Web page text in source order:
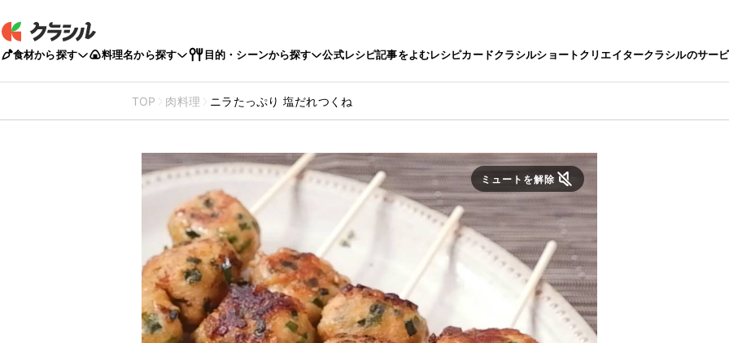
食材から探す 料理名から探す 目的・シーンから探す 公式レシピ記事をよむレシピカードクラシルショートクリエイタークラシルのサー
TOP 肉料理 ニラたっぷり 塩だれつくね
ミュートを解除